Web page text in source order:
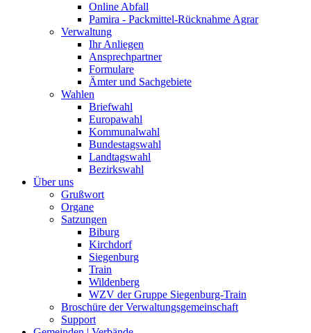
Online Abfall
Pamira - Packmittel-Rücknahme Agrar
Verwaltung
Ihr Anliegen
Ansprechpartner
Formulare
Ämter und Sachgebiete
Wahlen
Briefwahl
Europawahl
Kommunalwahl
Bundestagswahl
Landtagswahl
Bezirkswahl
Über uns
Grußwort
Organe
Satzungen
Biburg
Kirchdorf
Siegenburg
Train
Wildenberg
WZV der Gruppe Siegenburg-Train
Broschüre der Verwaltungsgemeinschaft
Support